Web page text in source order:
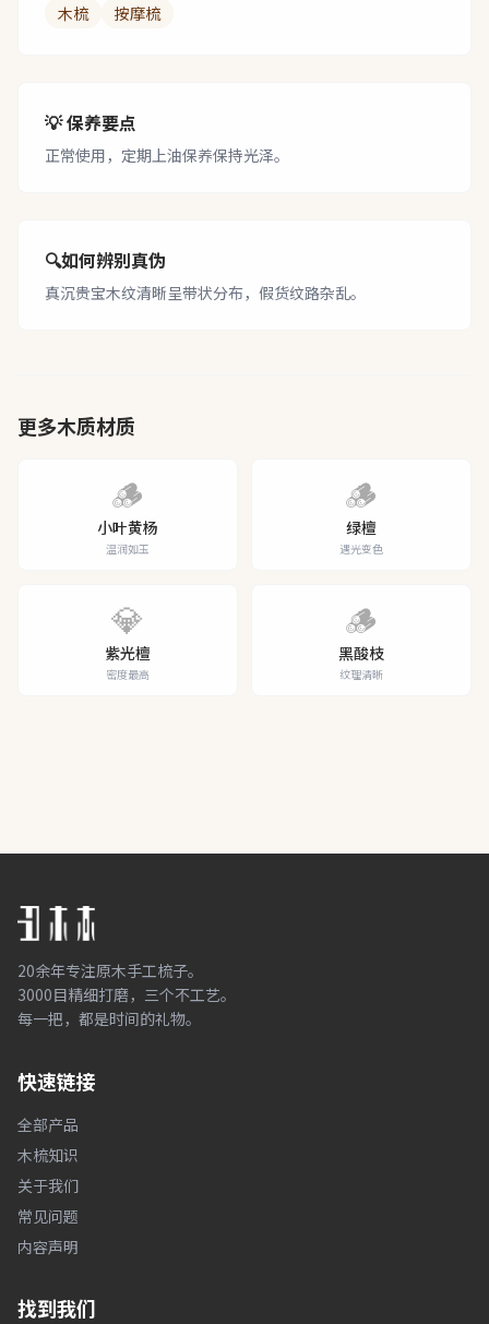
木梳 按摩梳
💡 保养要点
正常使用，定期上油保养保持光泽。
🔍如何辨别真伪
真沉贵宝木纹清晰呈带状分布，假货纹路杂乱。
更多木质材质
🪵
小叶黄杨
温润如玉
🪵
绿檀
遇光变色
💎
紫光檀
密度最高
🪵
黑酸枝
纹理清晰
20余年专注原木手工梳子。
3000目精细打磨，三个不工艺。
每一把，都是时间的礼物。
快速链接
全部产品
木梳知识
关于我们
常见问题
内容声明
找到我们